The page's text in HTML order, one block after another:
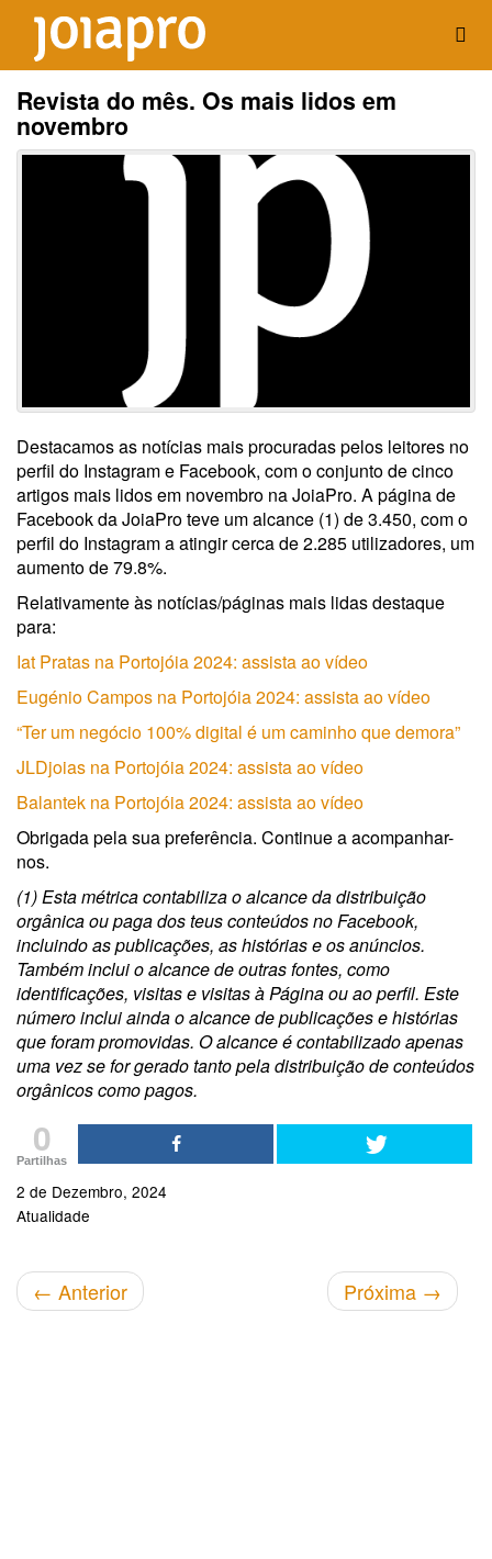
Revista do mês. Os mais lidos em
novembro
Destacamos as notícias mais procuradas pelos leitores no
perfil do Instagram e Facebook, com o conjunto de cinco
artigos mais lidos em novembro na JoiaPro. A página de
Facebook da JoiaPro teve um alcance (1) de 3.450, com o
perfil do Instagram a atingir cerca de 2.285 utilizadores, um
aumento de 79.8%.
Relativamente às notícias/páginas mais lidas destaque
para:
Iat Pratas na Portojóia 2024: assista ao vídeo
Eugénio Campos na Portojóia 2024: assista ao vídeo
“Ter um negócio 100% digital é um caminho que demora”
JLDjoias na Portojóia 2024: assista ao vídeo
Balantek na Portojóia 2024: assista ao vídeo
Obrigada pela sua preferência. Continue a acompanhar-
nos.
(1) Esta métrica contabiliza o alcance da distribuição
orgânica ou paga dos teus conteúdos no Facebook,
incluindo as publicações, as histórias e os anúncios.
Também inclui o alcance de outras fontes, como
identificações, visitas e visitas à Página ou ao perfil. Este
número inclui ainda o alcance de publicações e histórias
que foram promovidas. O alcance é contabilizado apenas
uma vez se for gerado tanto pela distribuição de conteúdos
orgânicos como pagos.
0
Partilhas
2 de Dezembro, 2024
Atualidade
← Anterior Próxima →